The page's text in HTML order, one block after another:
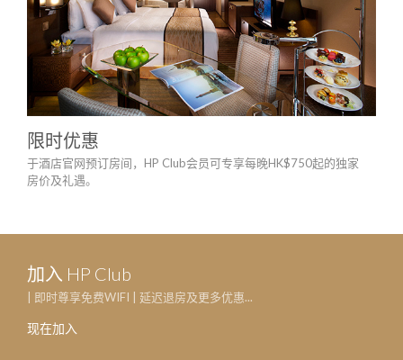
限时优惠
于酒店官网预订房间，HP Club会员可专享每晚HK$750起的独家
房价及礼遇。
加入 HP Club
| 即时尊享免费WIFI | 延迟退房及更多优惠...
现在加入